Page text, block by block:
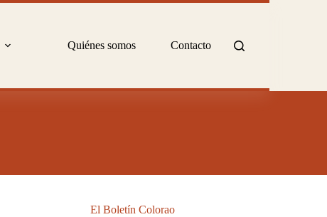
Quiénes somos Contacto
El Boletín Colorao